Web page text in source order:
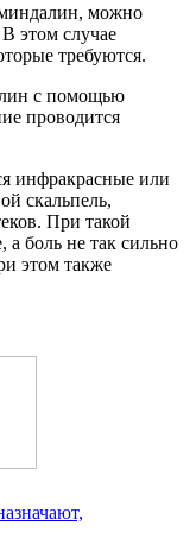
миндалин, можно
этом случае
требуются.
с помощью
проводится
инфракрасные или
скальпель,
При такой
боль не так сильно
этом также